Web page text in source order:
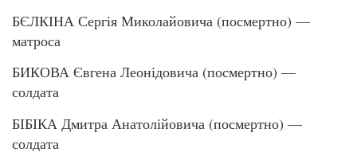
БЄЛКІНА Сергія Миколайовича (посмертно) —
матроса
БИКОВА Євгена Леонідовича (посмертно) —
солдата
БІБІКА Дмитра Анатолійовича (посмертно) —
солдата